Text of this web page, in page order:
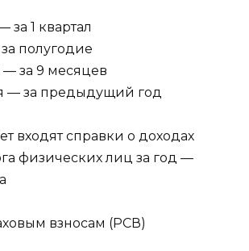
за 1 квартал
полугодие
— за 9 месяцев
— за предыдущий год
входят справки о доходах
физических лиц за год —
взносам (РСВ)